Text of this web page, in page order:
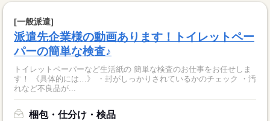
[一般派遣]
派遣先企業様の動画あります！トイレットペー
パーの簡単な検査♪
トイレットペーパーなど生活紙の 簡単な検査のお仕事をお任せしま
す！ 《具体的には…》 ・封がしっかりされているかのチェック ・汚
れなど不良品が...
梱包・仕分け・検品